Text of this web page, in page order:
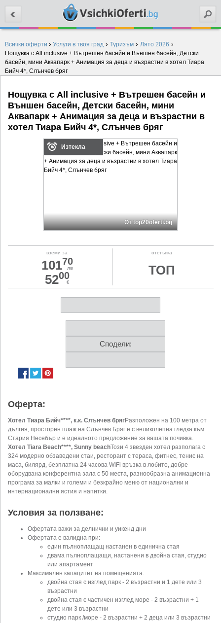
Всички оферти › Услуги в твоя град › Туризъм › Лято 2026 ›
Нощувка с All inclusive + Вътрешен басейн и Външен басейн, Детски
басейн, мини Аквапарк + Анимация за деца и възрастни в хотел Тиара
Бийч 4*, Слънчев бряг
Нощувка с All inclusive + Вътрешен басейн и
Външен басейн, Детски басейн, мини
Аквапарк + Анимация за деца и възрастни в
хотел Тиара Бийч 4*, Слънчев бряг
Изтекла
От top20oferti.bg
вземи за
10170
лв
5200
€
отстъпка
ТОП
Сподели:
Оферта:
Хотел Тиара Бийч****, к.к. Слънчев брягРазположен на 100 метра от
дългия, просторен плаж на Слънчев Бряг е с великолепна гледка към
Стария Несебър и е идеалното предложение за вашата почивка.
Хотел Tiara Beach****, Sunny beachТози 4 звезден хотел разполага с
324 модерно обзаведени стаи, ресторант с тераса, фитнес, тенис на
маса, билярд, безплатна 24 часова WiFi връзка в лобито, добре
оборудвана конферентна зала с 50 места, разнообразна анимационна
програма за малки и големи и безкрайно меню от национални и
интернационални ястия и напитки.
Условия за ползване:
Офертата важи за делнични и уикенд дни
Офертата е валидна при:
един пълноплащащ настанен в единична стая
двама пълноплащащи, настанени в двойна стая, студио
или апартамент
Максимален капацитет на помещенията:
двойна стая с изглед парк - 2 възрастни и 1 дете или 3
възрастни
двойна стая с частичен изглед море - 2 възрастни + 1
дете или 3 възрастни
студио парк /море - 2 възрастни + 2 деца или 3 възрастни